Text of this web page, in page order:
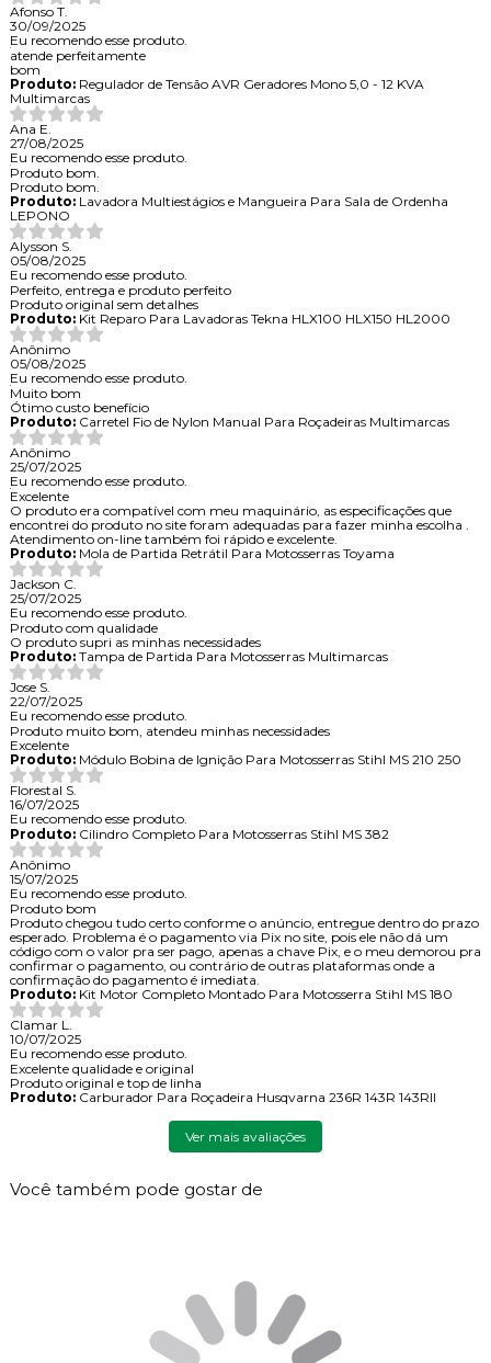
Afonso T.
30/09/2025
Eu recomendo esse produto.
atende perfeitamente
bom
Produto:Regulador de Tensão AVR Geradores Mono 5,0 - 12 KVA
Multimarcas
Ana E.
27/08/2025
Eu recomendo esse produto.
Produto bom.
Produto bom.
Produto:Lavadora Multiestágios e Mangueira Para Sala de Ordenha
LEPONO
Alysson S.
05/08/2025
Eu recomendo esse produto.
Perfeito, entrega e produto perfeito
Produto original sem detalhes
Produto:Kit Reparo Para Lavadoras Tekna HLX100 HLX150 HL2000
Anônimo
05/08/2025
Eu recomendo esse produto.
Muito bom
Ótimo custo benefício
Produto:Carretel Fio de Nylon Manual Para Roçadeiras Multimarcas
Anônimo
25/07/2025
Eu recomendo esse produto.
Excelente
O produto era compatível com meu maquinário, as especificações que
encontrei do produto no site foram adequadas para fazer minha escolha .
Atendimento on-line também foi rápido e excelente.
Produto:Mola de Partida Retrátil Para Motosserras Toyama
Jackson C.
25/07/2025
Eu recomendo esse produto.
Produto com qualidade
O produto supri as minhas necessidades
Produto:Tampa de Partida Para Motosserras Multimarcas
Jose S.
22/07/2025
Eu recomendo esse produto.
Produto muito bom, atendeu minhas necessidades
Excelente
Produto:Módulo Bobina de Ignição Para Motosserras Stihl MS 210 250
Florestal S.
16/07/2025
Eu recomendo esse produto.
Produto:Cilindro Completo Para Motosserras Stihl MS 382
Anônimo
15/07/2025
Eu recomendo esse produto.
Produto bom
Produto chegou tudo certo conforme o anúncio, entregue dentro do prazo
esperado. Problema é o pagamento via Pix no site, pois ele não dá um
código com o valor pra ser pago, apenas a chave Pix, e o meu demorou pra
confirmar o pagamento, ou contrário de outras plataformas onde a
confirmação do pagamento é imediata.
Produto:Kit Motor Completo Montado Para Motosserra Stihl MS 180
Clamar L.
10/07/2025
Eu recomendo esse produto.
Excelente qualidade e original
Produto original e top de linha
Produto:Carburador Para Roçadeira Husqvarna 236R 143R 143RII
Ver mais avaliações
Você também pode gostar de